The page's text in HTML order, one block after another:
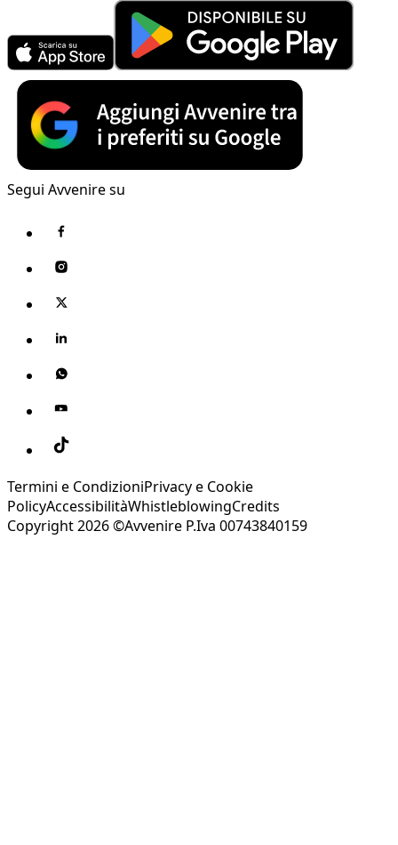
Segui Avvenire su
Termini e CondizioniPrivacy e Cookie
PolicyAccessibilitàWhistleblowingCredits
Copyright 2026 ©Avvenire P.Iva 00743840159